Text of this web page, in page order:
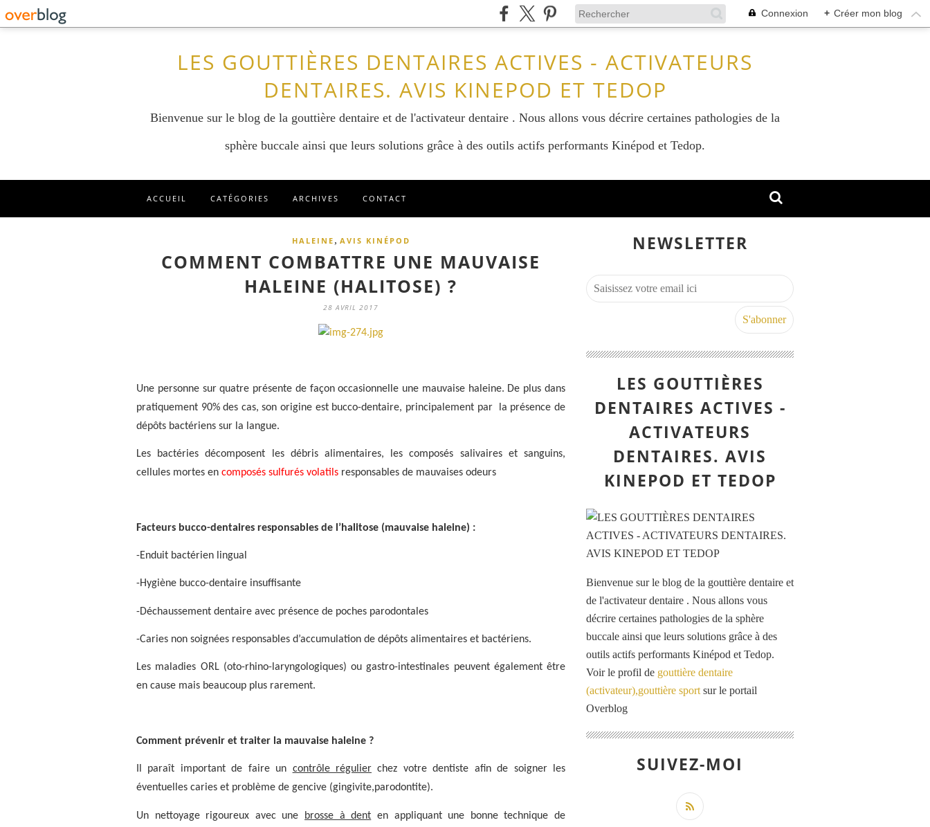
Connexion + Créer mon blog
LES GOUTTIÈRES DENTAIRES ACTIVES - ACTIVATEURS
DENTAIRES. AVIS KINEPOD ET TEDOP
Bienvenue sur le blog de la gouttière dentaire et de l'activateur dentaire . Nous allons vous décrire certaines pathologies de la
sphère buccale ainsi que leurs solutions grâce à des outils actifs performants Kinépod et Tedop.
ACCUEIL CATÉGORIES ARCHIVES CONTACT
HALEINE , AVIS KINÉPOD
COMMENT COMBATTRE UNE MAUVAISE
HALEINE (HALITOSE) ?
28 AVRIL 2017
Une personne sur quatre présente de façon occasionnelle une mauvaise haleine. De plus dans
pratiquement 90% des cas, son origine est bucco-dentaire, principalement par
la présence de
dépôts bactériens sur la langue.
Les bactéries décomposent les débris alimentaires, les composés salivaires et sanguins,
cellules mortes en composés sulfurés volatils responsables de mauvaises odeurs
Facteurs bucco-dentaires responsables de l’halitose (mauvaise haleine) :
-Enduit bactérien lingual
-Hygiène bucco-dentaire insuffisante
-Déchaussement dentaire avec présence de poches parodontales
-Caries non soignées responsables d’accumulation de dépôts alimentaires et bactériens.
Les maladies ORL (oto-rhino-laryngologiques) ou gastro-intestinales peuvent également être
en cause mais beaucoup plus rarement.
Comment prévenir et traiter la mauvaise haleine ?
Il paraît important de faire un contrôle régulier chez votre dentiste afin de soigner les
éventuelles caries et problème de gencive (gingivite,parodontite).
Un nettoyage rigoureux avec une brosse à dent en appliquant une bonne technique de
NEWSLETTER
LES GOUTTIÈRES
DENTAIRES ACTIVES -
ACTIVATEURS
DENTAIRES. AVIS
KINEPOD ET TEDOP
Bienvenue sur le blog de la gouttière dentaire et
de l'activateur dentaire . Nous allons vous
décrire certaines pathologies de la sphère
buccale ainsi que leurs solutions grâce à des
outils actifs performants Kinépod et Tedop.
Voir le profil de gouttière dentaire
(activateur),gouttière sport sur le portail
Overblog
SUIVEZ-MOI